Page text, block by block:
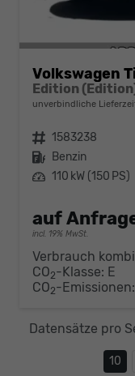
Volkswagen
unverbindliche
Fahrzeugnr. 1583238
Kraftstoff Benzin
Leistung 110 kW (150 PS)
auf
incl. 19% MwSt.
Verbrauch
CO2-Klasse: E
CO2-Emissionen:
Datensätze pro
10